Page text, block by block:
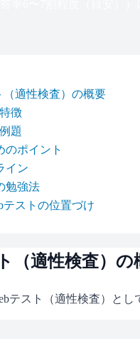
（適性検査）の概要
徴
題
のポイント
イン
勉強法
テストの位置づけ
（適性検査）の
テスト（適性検査）とし